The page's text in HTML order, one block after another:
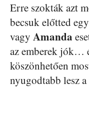
Erre szokták azt
becsuk előtted
vagy Amanda
az emberek jók…
köszönhetően
nyugodtabb lesz a